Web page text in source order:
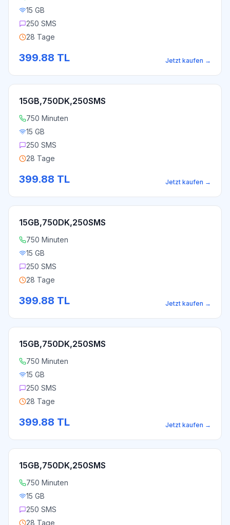
15 GB
250 SMS
28 Tage
399.88 TL Jetzt kaufen →
15GB,750DK,250SMS
750 Minuten
15 GB
250 SMS
28 Tage
399.88 TL Jetzt kaufen →
15GB,750DK,250SMS
750 Minuten
15 GB
250 SMS
28 Tage
399.88 TL Jetzt kaufen →
15GB,750DK,250SMS
750 Minuten
15 GB
250 SMS
28 Tage
399.88 TL Jetzt kaufen →
15GB,750DK,250SMS
750 Minuten
15 GB
250 SMS
28 Tage